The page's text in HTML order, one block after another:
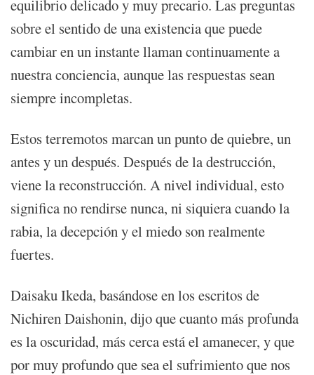
equilibrio delicado y muy precario. Las preguntas
sobre el sentido de una existencia que puede
cambiar en un instante llaman continuamente a
nuestra conciencia, aunque las respuestas sean
siempre incompletas.
Estos terremotos marcan un punto de quiebre, un
antes y un después. Después de la destrucción,
viene la reconstrucción. A nivel individual, esto
significa no rendirse nunca, ni siquiera cuando la
rabia, la decepción y el miedo son realmente
fuertes.
Daisaku Ikeda, basándose en los escritos de
Nichiren Daishonin, dijo que cuanto más profunda
es la oscuridad, más cerca está el amanecer, y que
por muy profundo que sea el sufrimiento que nos